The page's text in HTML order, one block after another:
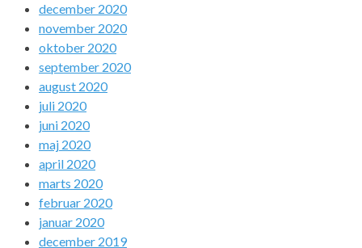
december 2020
november 2020
oktober 2020
september 2020
august 2020
juli 2020
juni 2020
maj 2020
april 2020
marts 2020
februar 2020
januar 2020
december 2019